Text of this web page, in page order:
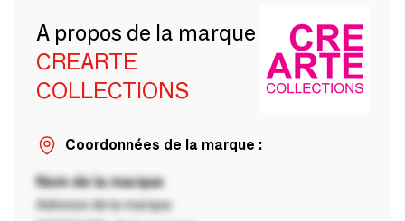
A propos de la marque
CREARTE
COLLECTIONS
Coordonnées de la marque :
Nom de la marque
Adresse de la marque